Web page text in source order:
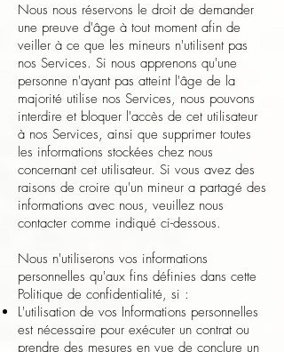
Nous nous réservons le droit de demander
une preuve d'âge à tout moment afin de
veiller à ce que les mineurs n'utilisent pas
nos Services. Si nous apprenons qu'une
personne n'ayant pas atteint l'âge de la
majorité utilise nos Services, nous pouvons
interdire et bloquer l'accès de cet utilisateur
à nos Services, ainsi que supprimer toutes
les informations stockées chez nous
concernant cet utilisateur. Si vous avez des
raisons de croire qu'un mineur a partagé des
informations avec nous, veuillez nous
contacter comme indiqué ci-dessous.
Nous n'utiliserons vos informations
personnelles qu'aux fins définies dans cette
Politique de confidentialité, si :
L'utilisation de vos Informations personnelles
est nécessaire pour exécuter un contrat ou
prendre des mesures en vue de conclure un